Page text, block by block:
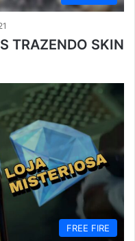
TRAZENDO SKIN
FREE FIRE